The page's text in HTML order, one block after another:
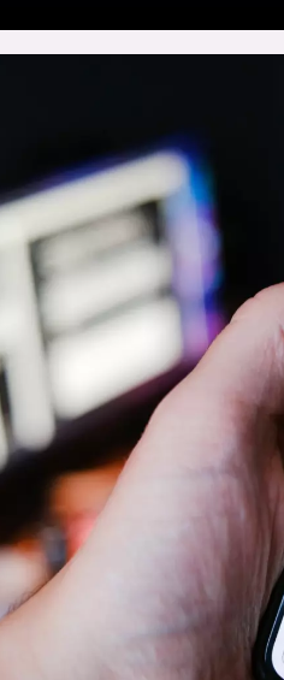
sikkerhet kontor